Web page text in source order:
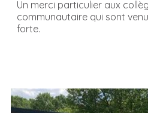
Un merci particulier aux
communautaire qui sont
forte.